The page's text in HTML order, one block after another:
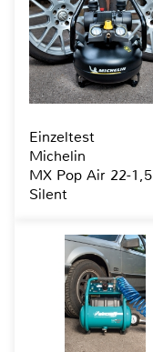
Einzeltest
Michelin
MX Pop Air 22-1,5
Silent